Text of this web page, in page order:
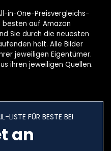
in-One-Preisvergleichs-
auf Amazon
Sie durch die neuesten
hält. Alle Bilder
jeweiligen Eigentümer.
ihren jeweiligen Quellen.
LISTE FÜR BESTE BEI
an